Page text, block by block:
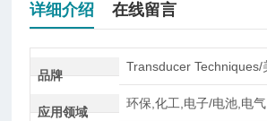
详细介绍 在线留言
品牌
Transducer Techniques/
应用领域
环保,化工,电子/电池,电气